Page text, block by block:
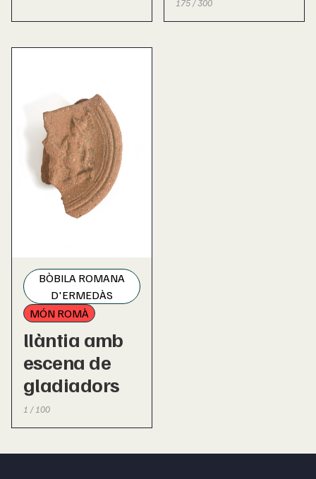
175 / 300
BÒBILA ROMANA
D'ERMEDÀS
MÓN ROMÀ
llàntia amb
escena de
gladiadors
1 / 100